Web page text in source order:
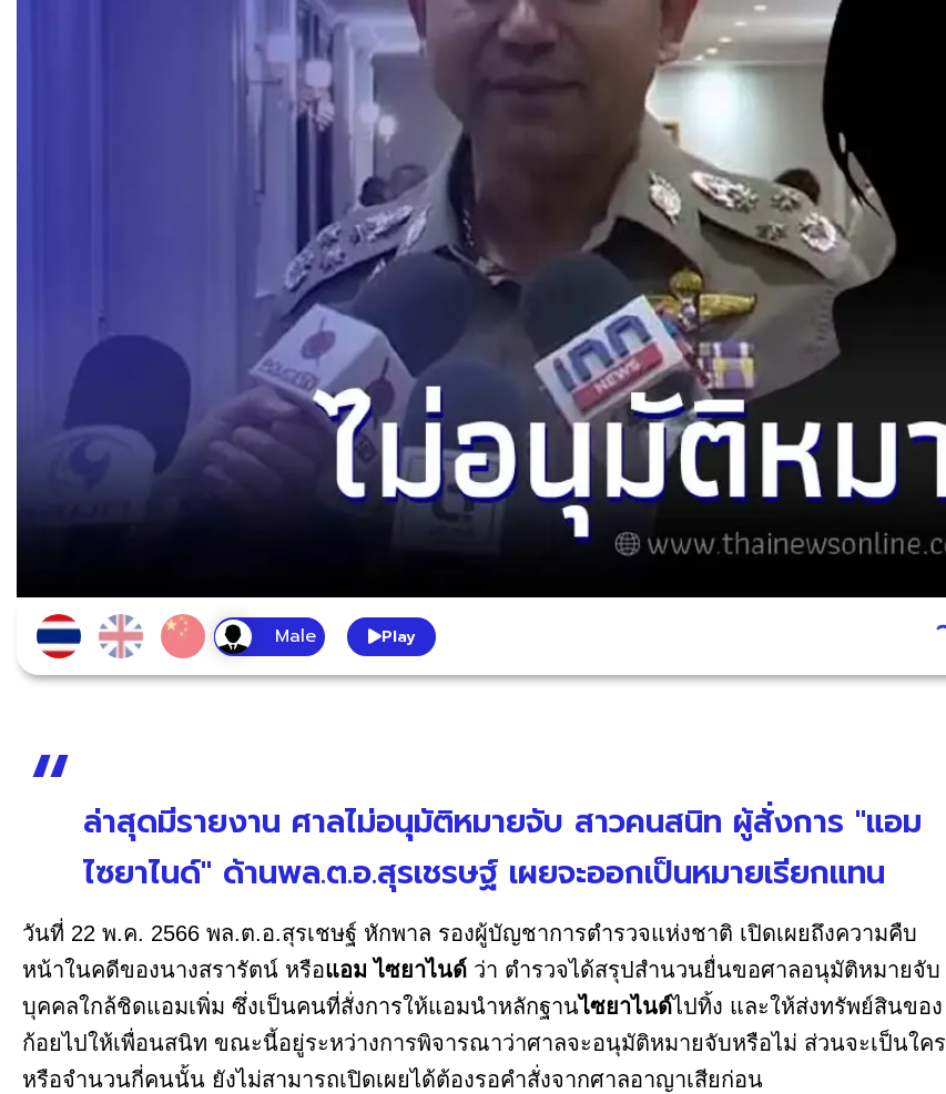
Play
ล่าสุดมีรายงาน ศาลไม่อนุมัติหมายจับ สาวคนสนิท ผู้สั่งการ "แอม
ไซยาไนด์" ด้านพล.ต.อ.สุรเชรษฐ์ เผยจะออกเป็นหมายเรียกแทน
วันที่ 22 พ.ค. 2566 พล.ต.อ.สุรเชษฐ์ หักพาล รองผู้บัญชาการตํารวจแห่งชาติ เปิดเผยถึงความคืบ
หน้าในคดีของนางสรารัตน์ หรือแอม ไซยาไนด์ ว่า ตํารวจได้สรุปสํานวนยื่นขอศาลอนุมัติหมายจับ
บุคคลใกล้ชิดแอมเพิ่ม ซึ่งเป็นคนที่สั่งการให้แอมนำหลักฐานไซยาไนด์ไปทิ้ง และให้ส่งทรัพย์สินของ
ก้อยไปให้เพื่อนสนิท ขณะนี้อยู่ระหว่างการพิจารณาว่าศาลจะอนุมัติหมายจับหรือไม่ ส่วนจะเป็นใคร
หรือจํานวนกี่คนนั้น ยังไม่สามารถเปิดเผยได้ต้องรอคําสั่งจากศาลอาญาเสียก่อน